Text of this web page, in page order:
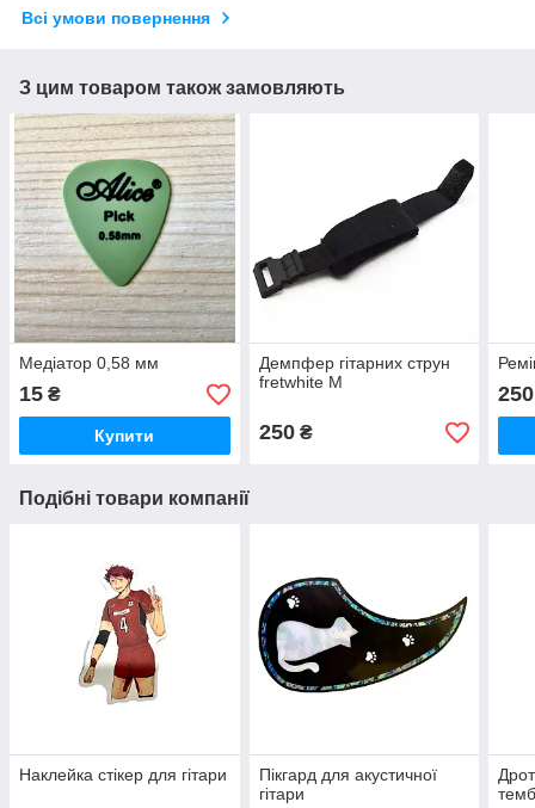
Всі умови повернення
З цим товаром також замовляють
Медіатор 0,58 мм
15 ₴
Купити
Демпфер гітарних струн
fretwhite M
250₴
250
Подібні товари компанії
Наклейка стікер для гітари
Пікгард для акустичної
гітари